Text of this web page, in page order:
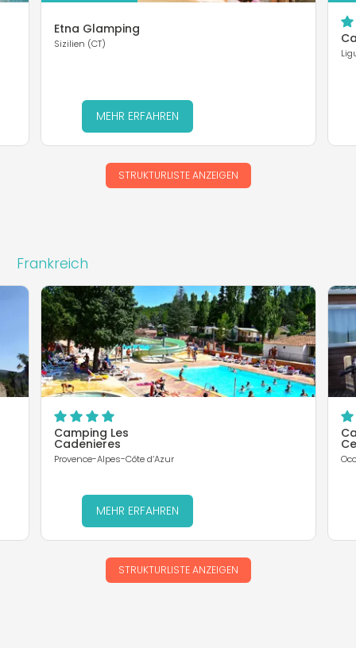
Etna Glamping
Sizilien (CT)
MEHR ERFAHREN
STRUKTURLISTE ANZEIGEN
Frankreich
Camping Les
Cadenieres
Provence-Alpes-Côte d’Azur
MEHR ERFAHREN
STRUKTURLISTE ANZEIGEN